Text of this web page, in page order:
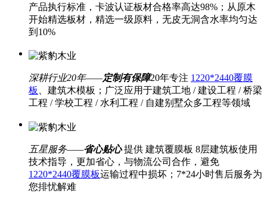
产品执行标准，卡波认证板材合格率高达98%；从原木
开始精选板材，精选一级原料，无皮无洞含水率均匀达
到10%
深耕行业20年——定制有保障20年专注 1220*2440覆膜
板
、建筑木模板；广泛应用于建筑工地 / 建设工程 / 桥梁
工程 / 学校工程 / 水利工程 / 自建别墅众多工程等领域
五星服务——省心贴心 提供 建筑覆膜板 8层建筑板使用
技术指导，更加省心，与物流公司合作，避免
1220*2440覆膜板运输过程中损坏；7*24小时售后服务为
您排忧解难